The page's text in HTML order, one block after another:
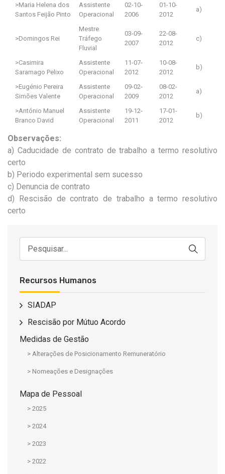
>Maria Helena dos
Santos Feijão Pinto
Assistente
Operacional
02-10-
2006
01-10-
2012
a)
>Domingos Rei
Mestre
Tráfego
Fluvial
03-09-
2007
22-08-
2012
c)
>Casimira
Saramago Pelixo
Assistente
Operacional
11-07-
2012
10-08-
2012
b)
>Eugénio Pereira
Simões Valente
Assistente
Operacional
09-02-
2009
08-02-
2012
a)
>António Manuel
Branco David
Assistente
Operacional
19-12-
2011
17-01-
2012
b)
Observações:
a) Caducidade de contrato de trabalho a termo resolutivo
certo
b) Periodo experimental sem sucesso
c) Denuncia de contrato
d) Rescisão de contrato de trabalho a termo resolutivo
certo
Recursos Humanos
SIADAP
Rescisão por Mútuo Acordo
Medidas de Gestão
> Alterações de Posicionamento Remuneratório
> Nomeações e Designações
Mapa de Pessoal
> 2025
> 2024
> 2023
> 2022